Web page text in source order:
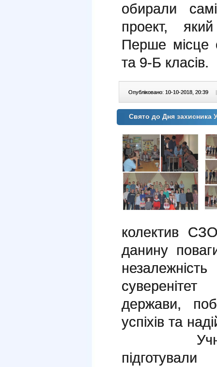
обирали
проект,
Перше місце
та 9-Б класів.
Опубліковано: 10-10-2018, 20:39 |
Свято до Дня
колектив
данину
держави,
успіхів та
Учні 9-х